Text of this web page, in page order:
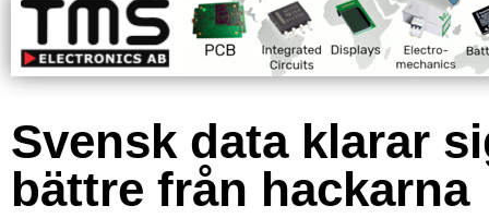
Svensk data klarar
bättre från hackarna